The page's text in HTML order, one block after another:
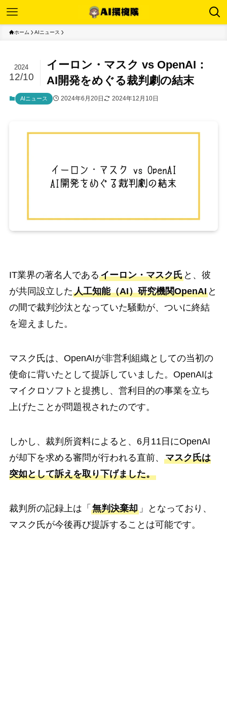
ホーム AIニュース
イーロン・マスク vs OpenAI：
AI開発をめぐる裁判劇の結末
2024
12/10
AIニュース 2024年6月20日 2024年12月10日
IT業界の著名人であるイーロン・マスク氏と、彼
が共同設立した人工知能（AI）研究機関OpenAIと
の間で裁判沙汰となっていた騒動が、ついに終結
を迎えました。
マスク氏は、OpenAIが非営利組織としての当初の
使命に背いたとして提訴していました。OpenAIは
マイクロソフトと提携し、営利目的の事業を立ち
上げたことが問題視されたのです。
しかし、裁判所資料によると、6月11日にOpenAI
が却下を求める審問が行われる直前、 マスク氏は
突如として訴えを取り下げました。
裁判所の記録上は「 無判決棄却」となっており、
マスク氏が今後再び提訴することは可能です。